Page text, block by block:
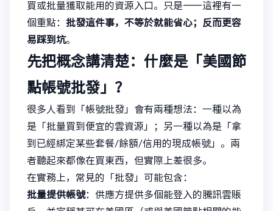
買或批量獲取能用的資源入口。只是——這裡有一
個重點： 批發這件事，不等於就能省心；反而更容
易踩到坑。
先把概念講清楚：什麼是「美國節
點帳號批發」？
很多人看到「帳號批發」會有兩種想法：一種以為
是「批量買到便宜的雲資源」；另一種以為是「拿
到已經綁定某些套餐/餘額/信用的現成帳號」。兩
者聽起來都像在買東西，但實際上差很多。
在實務上，常見的「批發」可能包含：
批量提供帳號：供應方提供多個能登入的騰訊雲賬